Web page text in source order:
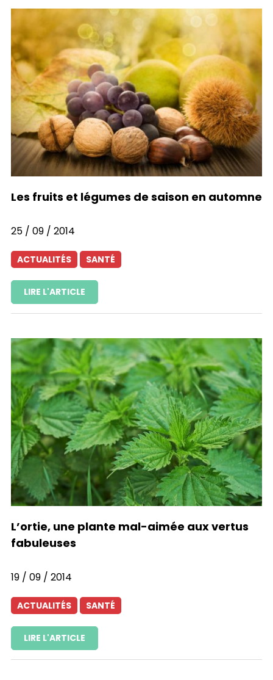
Les fruits et légumes de saison en automne
25 / 09 / 2014
ACTUALITÉS SANTÉ
LIRE L'ARTICLE
L’ortie, une plante mal-aimée aux vertus
fabuleuses
19 / 09 / 2014
ACTUALITÉS SANTÉ
LIRE L'ARTICLE